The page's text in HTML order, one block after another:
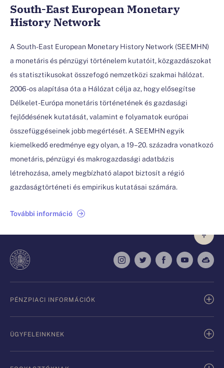
South-East European Monetary
History Network
A South-East European Monetary History Network (SEEMHN)
a monetáris és pénzügyi történelem kutatóit, közgazdászokat
és statisztikusokat összefogó nemzetközi szakmai hálózat.
2006-os alapítása óta a Hálózat célja az, hogy elősegítse
Délkelet-Európa monetáris történetének és gazdasági
fejlődésének kutatását, valamint e folyamatok európai
összefüggéseinek jobb megértését. A SEEMHN egyik
kiemelkedő eredménye egy olyan, a 19–20. századra vonatkozó
monetáris, pénzügyi és makrogazdasági adatbázis
létrehozása, amely megbízható alapot biztosít a régió
gazdaságtörténeti és empirikus kutatásai számára.
További információ
PÉNZPIACI INFORMÁCIÓK
ÜGYFELEINKNEK